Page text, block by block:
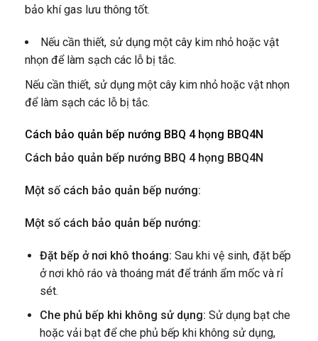
bảo khí gas lưu thông tốt.
Nếu cần thiết, sử dụng một cây kim nhỏ hoặc vật
nhọn để làm sạch các lỗ bị tắc.
Nếu cần thiết, sử dụng một cây kim nhỏ hoặc vật nhọn
để làm sạch các lỗ bị tắc.
Cách bảo quản bếp nướng BBQ 4 họng BBQ4N
Cách bảo quản bếp nướng BBQ 4 họng BBQ4N
Một số cách bảo quản bếp nướng:
Một số cách bảo quản bếp nướng:
Đặt bếp ở nơi khô thoáng: Sau khi vệ sinh, đặt bếp
ở nơi khô ráo và thoáng mát để tránh ẩm mốc và rỉ
sét.
Che phủ bếp khi không sử dụng: Sử dụng bạt che
hoặc vải bạt để che phủ bếp khi không sử dụng,